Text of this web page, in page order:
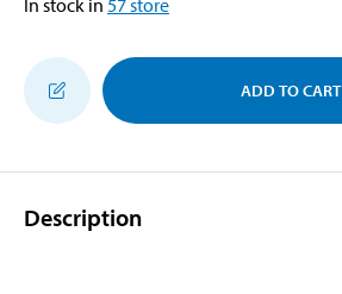
ADD TO CART
Description